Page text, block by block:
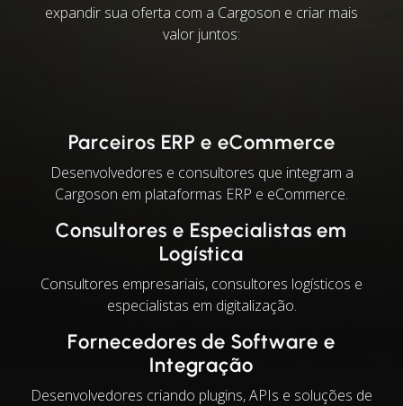
expandir sua oferta com a Cargoson e criar mais
valor juntos:
Parceiros ERP e eCommerce
Desenvolvedores e consultores que integram a
Cargoson em plataformas ERP e eCommerce.
Consultores e Especialistas em
Logística
Consultores empresariais, consultores logísticos e
especialistas em digitalização.
Fornecedores de Software e
Integração
Desenvolvedores criando plugins, APIs e soluções de